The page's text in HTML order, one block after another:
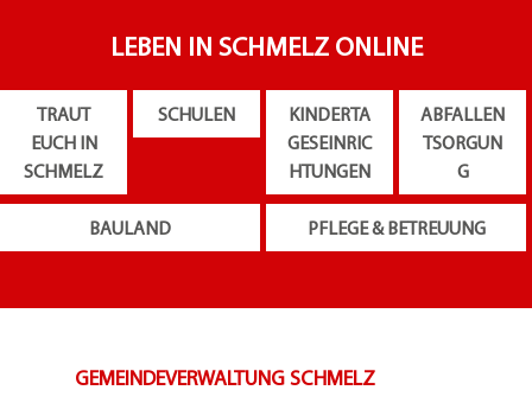
LEBEN IN SCHMELZ ONLINE
TRAUT
EUCH IN
SCHMELZ
SCHULEN
KINDERTA
GESEINRIC
HTUNGEN
ABFALLEN
TSORGUN
G
BAULAND PFLEGE & BETREUUNG
GEMEINDEVERWALTUNG SCHMELZ